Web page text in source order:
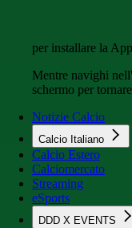
per installare la
Mentre navighi
schermo per
Notizie Calcio
Calcio Italiano
Calcio Estero
Calciomercato
Streaming
eSports
DDD X EVENTS